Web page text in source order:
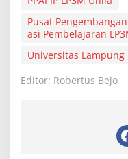
Pusat
asi Pembelajaran
Universitas Lampung
Editor: Robertus Bejo